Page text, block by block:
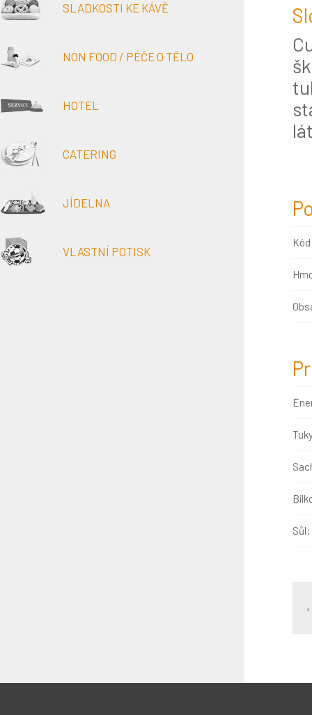
SLADKOSTI KE KÁVĚ
NON FOOD / PÉČE O TĚLO
HOTEL
CATERING
JÍDELNA
VLASTNÍ POTISK
Sůl: